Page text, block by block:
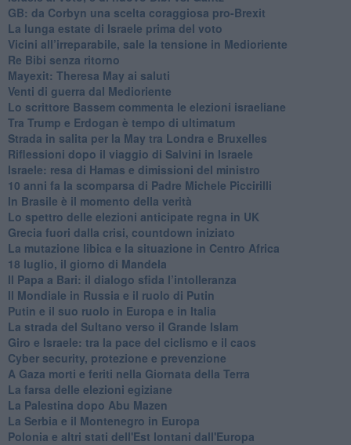
GB: da Corbyn una scelta coraggiosa pro-Brexit
La lunga estate di Israele prima del voto
Vicini all’irreparabile, sale la tensione in Medioriente
Re Bibi senza ritorno
Mayexit: Theresa May ai saluti
Venti di guerra dal Medioriente
Lo scrittore Bassem commenta le elezioni israeliane
Tra Trump e Erdogan è tempo di ultimatum
Strada in salita per la May tra Londra e Bruxelles
Riflessioni dopo il viaggio di Salvini in Israele
Israele: resa di Hamas e dimissioni del ministro
10 anni fa la scomparsa di Padre Michele Piccirilli
In Brasile è il momento della verità
Lo spettro delle elezioni anticipate regna in UK
Grecia fuori dalla crisi, countdown iniziato
La mutazione libica e la situazione in Centro Africa
18 luglio, il giorno di Mandela
Il Papa a Bari: il dialogo sfida l’intolleranza
Il Mondiale in Russia e il ruolo di Putin
Putin e il suo ruolo in Europa e in Italia
La strada del Sultano verso il Grande Islam
Giro e Israele: tra la pace del ciclismo e il caos
Cyber security, protezione e prevenzione
A Gaza morti e feriti nella Giornata della Terra
La farsa delle elezioni egiziane
La Palestina dopo Abu Mazen
La Serbia e il Montenegro in Europa
Polonia e altri stati dell'Est lontani dall'Europa